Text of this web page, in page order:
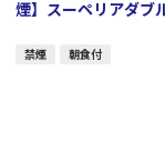
煙】スーペリアダ
禁煙 朝食付